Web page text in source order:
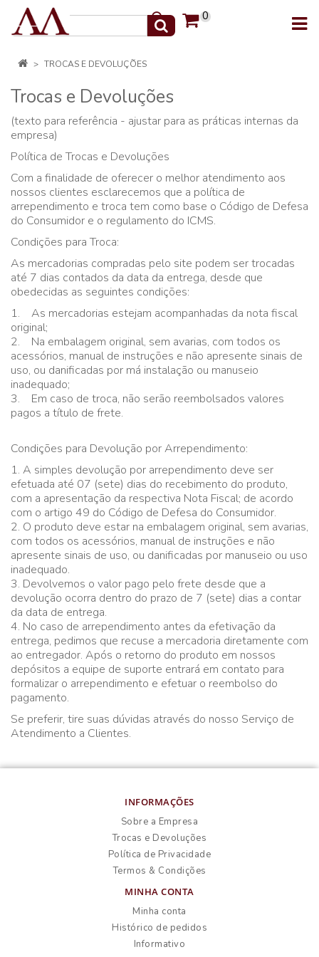
0
TROCAS E DEVOLUÇÕES
Trocas e Devoluções
(texto para referência - ajustar para as práticas internas da
empresa)
Política de Trocas e Devoluções
Com a finalidade de oferecer o melhor atendimento aos
nossos clientes esclarecemos que a política de
arrependimento e troca tem como base o Código de Defesa
do Consumidor e o regulamento do ICMS.
Condições para Troca:
As mercadorias compradas pelo site podem ser trocadas
até 7 dias contados da data da entrega, desde que
obedecidas as seguintes condições:
1. As mercadorias estejam acompanhadas da nota fiscal
original;
2. Na embalagem original, sem avarias, com todos os
acessórios, manual de instruções e não apresente sinais de
uso, ou danificadas por má instalação ou manuseio
inadequado;
3. Em caso de troca, não serão reembolsados valores
pagos a título de frete.
Condições para Devolução por Arrependimento:
1. A simples devolução por arrependimento deve ser
efetuada até 07 (sete) dias do recebimento do produto,
com a apresentação da respectiva Nota Fiscal; de acordo
com o artigo 49 do Código de Defesa do Consumidor.
2. O produto deve estar na embalagem original, sem avarias,
com todos os acessórios, manual de instruções e não
apresente sinais de uso, ou danificadas por manuseio ou uso
inadequado.
3. Devolvemos o valor pago pelo frete desde que a
devolução ocorra dentro do prazo de 7 (sete) dias a contar
da data de entrega.
4. No caso de arrependimento antes da efetivação da
entrega, pedimos que recuse a mercadoria diretamente com
ao entregador. Após o retorno do produto em nossos
depósitos a equipe de suporte entrará em contato para
formalizar o arrependimento e efetuar o reembolso do
pagamento.
Se preferir, tire suas dúvidas através do nosso Serviço de
Atendimento a Clientes.
INFORMAÇÕES
Sobre a Empresa
Trocas e Devoluções
Política de Privacidade
Termos & Condições
MINHA CONTA
Minha conta
Histórico de pedidos
Informativo